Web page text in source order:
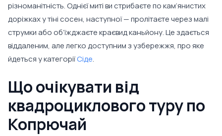
різноманітність. Однієї миті ви стрибаєте по кам’янистих
доріжках у тіні сосен, наступної — пролітаєте через малі
струмки або об’їжджаєте краєвид каньйону. Це здається
віддаленим, але легко доступним з узбережжя, про яке
йдеться у категоріїСіде.
Що очікувати від
квадроциклового туру по
Копрючай